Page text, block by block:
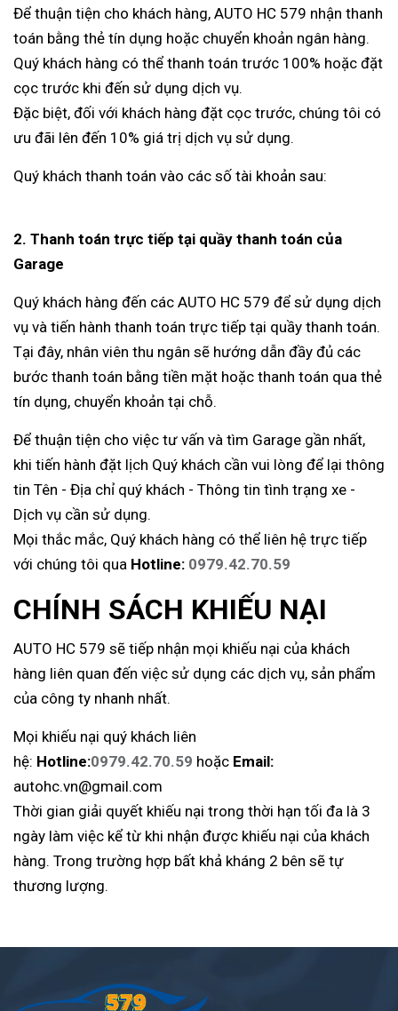
Để thuận tiện cho khách hàng, AUTO HC 579 nhận thanh
toán bằng thẻ tín dụng hoặc chuyển khoản ngân hàng.
Quý khách hàng có thể thanh toán trước 100% hoặc đặt
cọc trước khi đến sử dụng dịch vụ.
Đặc biệt, đối với khách hàng đặt cọc trước, chúng tôi có
ưu đãi lên đến 10% giá trị dịch vụ sử dụng.
Quý khách thanh toán vào các số tài khoản sau:
2. Thanh toán trực tiếp tại quầy thanh toán của
Garage
Quý khách hàng đến các AUTO HC 579 để sử dụng dịch
vụ và tiến hành thanh toán trực tiếp tại quầy thanh toán.
Tại đây, nhân viên thu ngân sẽ hướng dẫn đầy đủ các
bước thanh toán bằng tiền mặt hoặc thanh toán qua thẻ
tín dụng, chuyển khoản tại chỗ.
Để thuận tiện cho việc tư vấn và tìm Garage gần nhất,
khi tiến hành đặt lịch Quý khách cần vui lòng để lại thông
tin Tên - Địa chỉ quý khách - Thông tin tình trạng xe -
Dịch vụ cần sử dụng.
Mọi thắc mắc, Quý khách hàng có thể liên hệ trực tiếp
với chúng tôi qua Hotline: 0979.42.70.59
CHÍNH SÁCH KHIẾU NẠI
AUTO HC 579 sẽ tiếp nhận mọi khiếu nại của khách
hàng liên quan đến việc sử dụng các dịch vụ, sản phẩm
của công ty nhanh nhất.
Mọi khiếu nại quý khách liên
hệ: Hotline:0979.42.70.59 hoặc Email:
autohc.vn@gmail.com
Thời gian giải quyết khiếu nại trong thời hạn tối đa là 3
ngày làm việc kể từ khi nhận được khiếu nại của khách
hàng. Trong trường hợp bất khả kháng 2 bên sẽ tự
thương lượng.